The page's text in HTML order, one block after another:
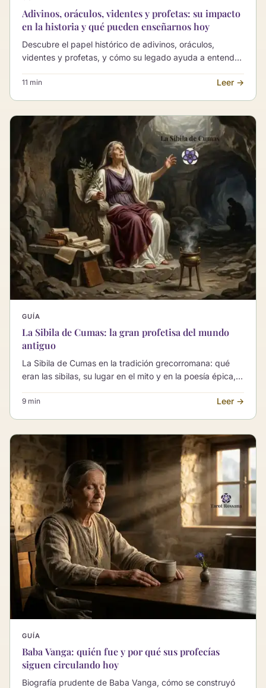
Adivinos, oráculos, videntes y profetas: su impacto
en la historia y qué pueden enseñarnos hoy
Descubre el papel histórico de adivinos, oráculos,
videntes y profetas, y cómo su legado ayuda a entender
11 min Leer →
GUÍA
La Sibila de Cumas: la gran profetisa del mundo
antiguo
La Sibila de Cumas en la tradición grecorromana: qué
eran las sibilas, su lugar en el mito y en la poesía épica, y
imaginación europea con sobriedad.
9 min Leer →
GUÍA
Baba Vanga: quién fue y por qué sus profecías
siguen circulando hoy
Biografía prudente de Baba Vanga, cómo se construyó